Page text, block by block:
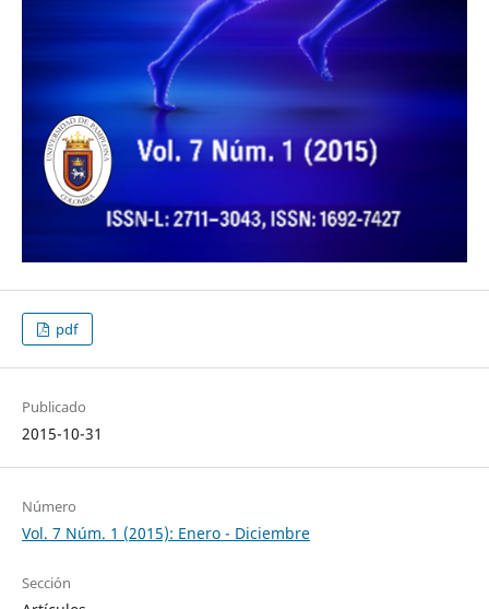
pdf
Publicado
2015-10-31
Número
Vol. 7 Núm. 1 (2015): Enero - Diciembre
Sección